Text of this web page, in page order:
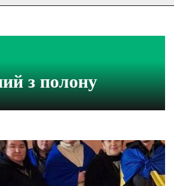
з полону